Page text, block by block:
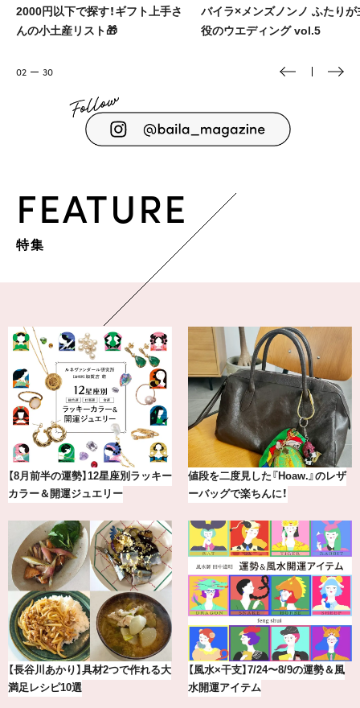
バイラ×メンズノンノ ふたりが主
役のウエディング vol.5
堀田真由主演💄💫 R30からのキ
ラキラメイク
03 30
FEATURE
特集
最新版！東京都内のおしゃれな朝活
カフェ＆モーニング9選
冷凍宅配食【nosh-ナッシュ】で叶
える、がんばる私の「がん…
【2026年8月】鏡リュウジの12星座
別占い
【BAILA×OMO】ウオズミアミ描き
下ろし！金沢の旅リスト